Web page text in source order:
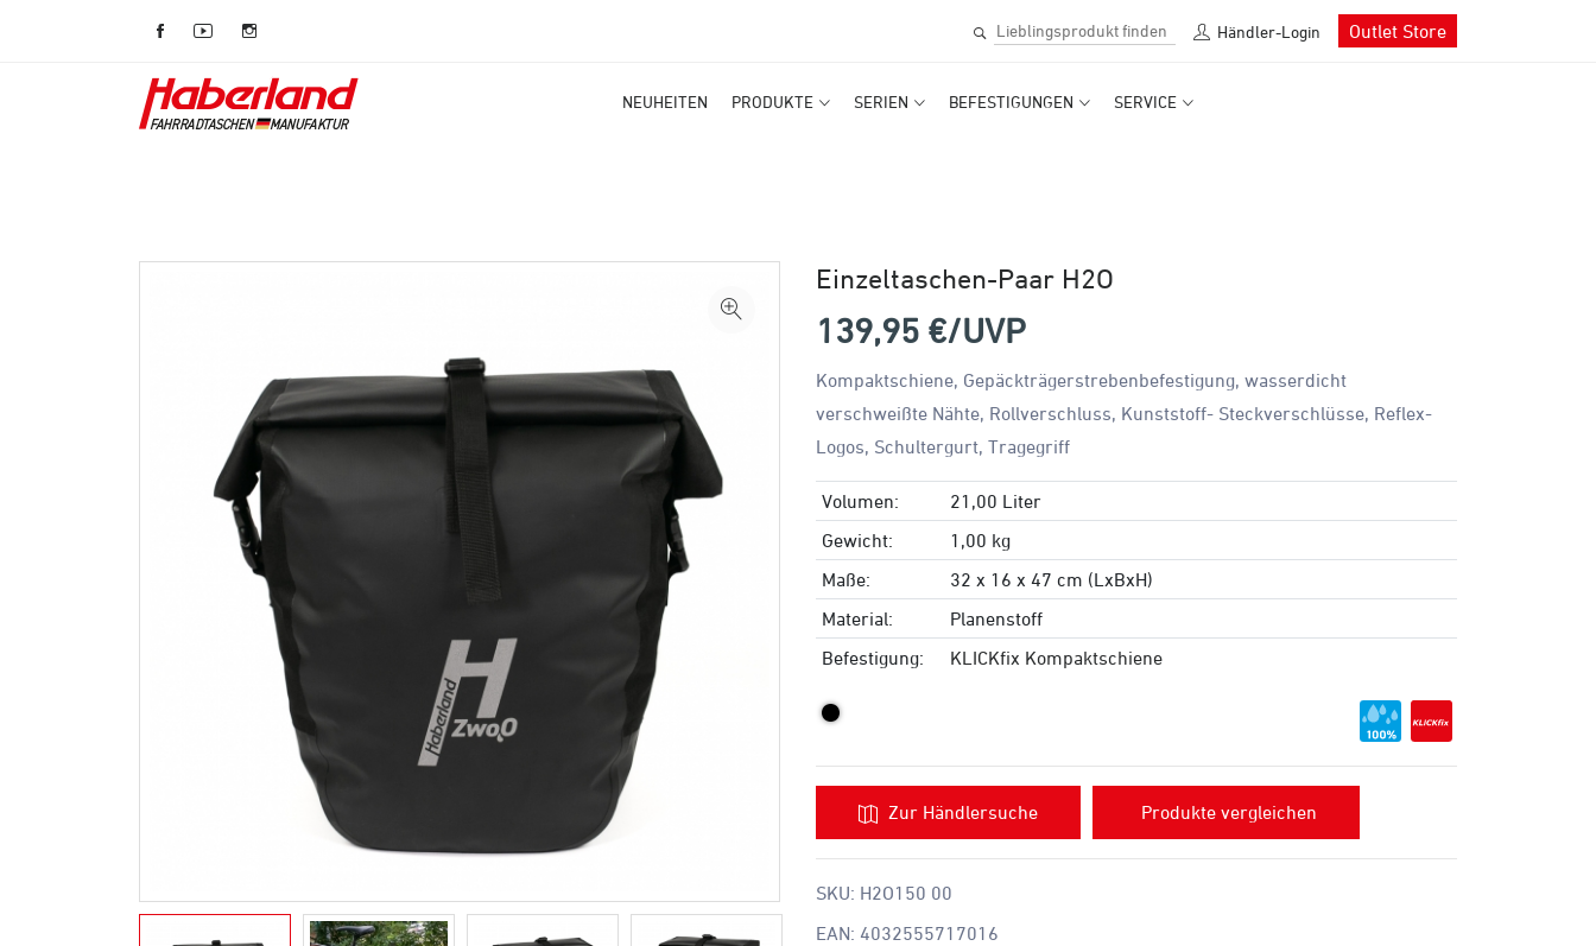
Händler-Login Outlet Store
NEUHEITEN PRODUKTE SERIEN BEFESTIGUNGEN SERVICE
Einzeltaschen-Paar H2O
139,95 €/UVP
Kompaktschiene, Gepäckträgerstrebenbefestigung, wasserdicht
verschweißte Nähte, Rollverschluss, Kunststoff- Steckverschlüsse, Reflex-
Logos, Schultergurt, Tragegriff
Volumen:
21,00 Liter
Gewicht:
1,00 kg
Maße:
32 x 16 x 47 cm (LxBxH)
Material:
Planenstoff
Befestigung:
KLICKfix Kompaktschiene
Zur Händlersuche Produkte vergleichen
SKU: H2O150 00
EAN: 4032555717016